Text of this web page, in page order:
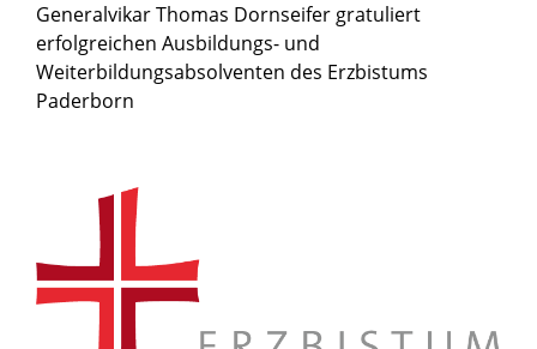
Generalvikar Thomas Dornseifer gratuliert
erfolgreichen Ausbildungs- und
Weiterbildungsabsolventen des Erzbistums
Paderborn